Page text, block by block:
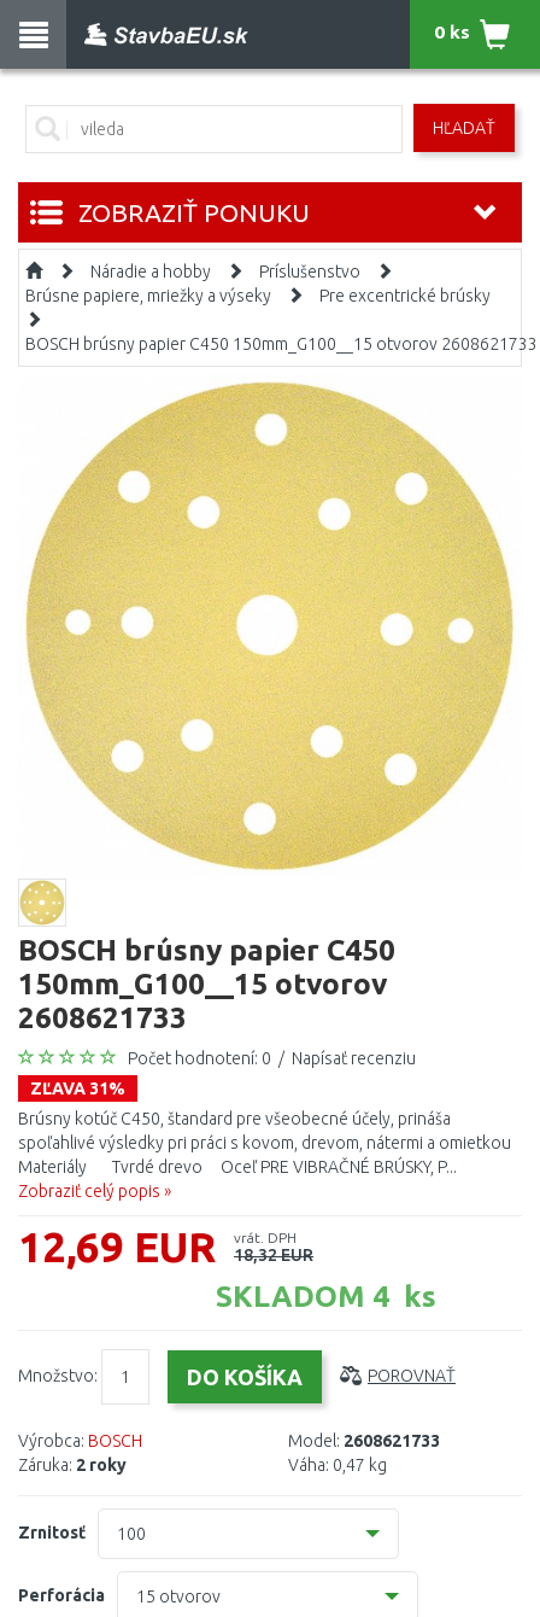
HĽADAŤ
0 ks
ZOBRAZIŤ PONUKU
Náradie a hobby
Príslušenstvo
Brúsne papiere, mriežky a výseky
Pre excentrické brúsky
BOSCH brúsny papier C450 150mm_G100__15 otvorov 2608621733
BOSCH brúsny papier C450
150mm_G100__15 otvorov
2608621733
Počet hodnotení: 0 / Napísať recenziu
ZĽAVA 31%
Brúsny kotúč C450, štandard pre všeobecné účely, prináša
spoľahlivé výsledky pri práci s kovom, drevom, nátermi a omietkou
Materiály Tvrdé drevo Oceľ PRE VIBRAČNÉ BRÚSKY, P...
Zobraziť celý popis »
12,69 EUR vrát. DPH
18,32 EUR
SKLADOM 4 ks
Množstvo: POROVNAŤ
Výrobca: BOSCH
Záruka: 2 roky
Model: 2608621733
Váha: 0,47 kg
Zrnitosť 100
Perforácia 15 otvorov